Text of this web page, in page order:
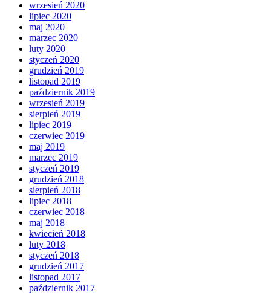
wrzesień 2020
lipiec 2020
maj 2020
marzec 2020
luty 2020
styczeń 2020
grudzień 2019
listopad 2019
październik 2019
wrzesień 2019
sierpień 2019
lipiec 2019
czerwiec 2019
maj 2019
marzec 2019
styczeń 2019
grudzień 2018
sierpień 2018
lipiec 2018
czerwiec 2018
maj 2018
kwiecień 2018
luty 2018
styczeń 2018
grudzień 2017
listopad 2017
październik 2017